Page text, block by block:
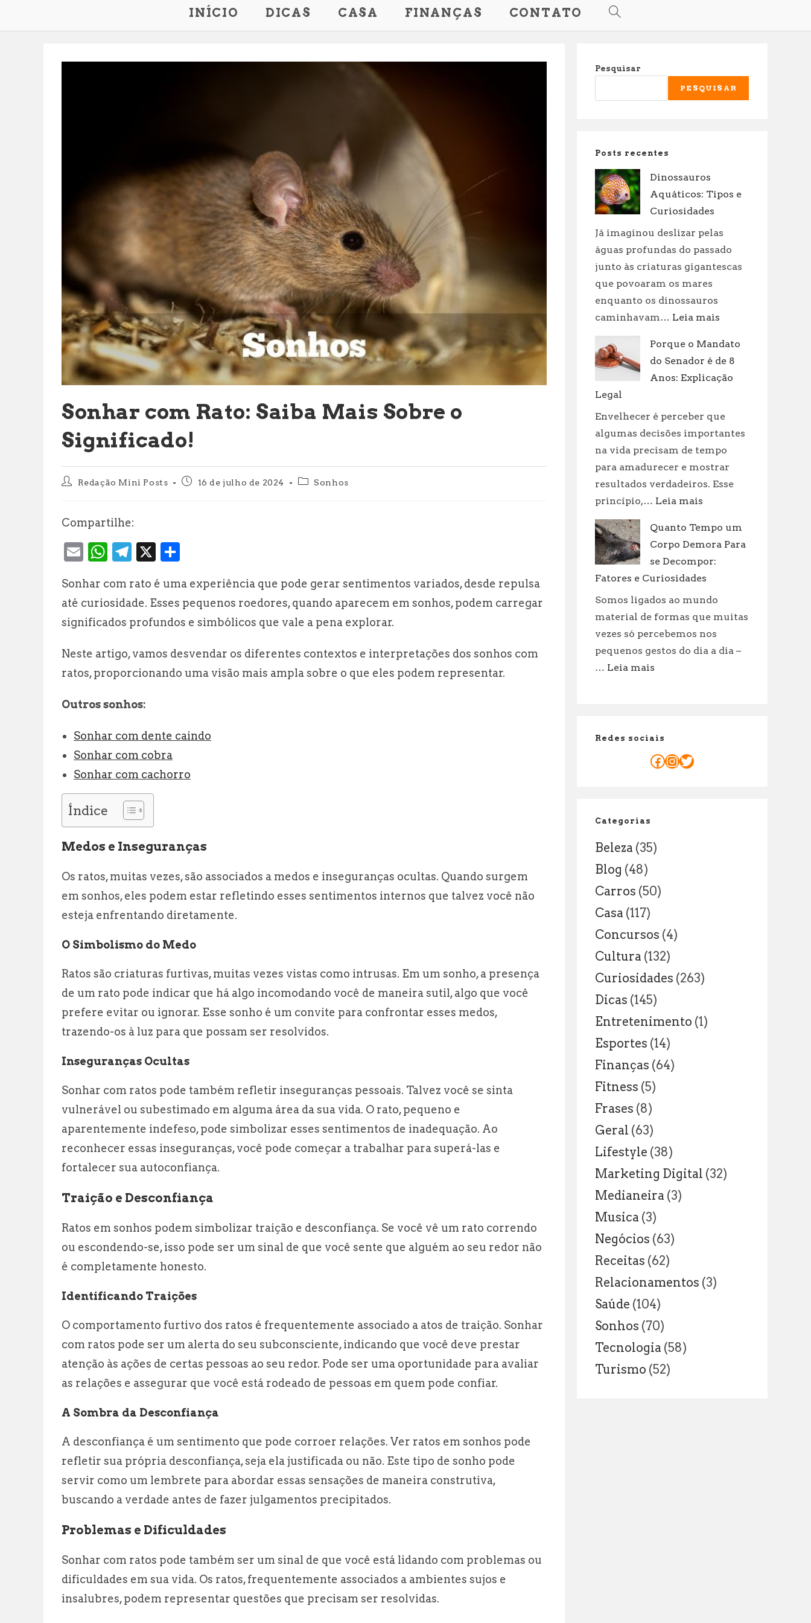
INÍCIO DICAS CASA FINANÇAS CONTATO ALTERNAR
Sonhar com Rato: Saiba Mais Sobre o
Significado!
AutorRedação Mini Posts
Post16 de julho de 2024
Categoria
Sonhos
Compartilhe:
E
ai
l
W
at
s
A
p
p
T
e
g
r
a
m
X
a
r
e
Sonhar com rato é uma experiência que pode gerar sentimentos variados, desde repulsa
até curiosidade. Esses pequenos roedores, quando aparecem em sonhos, podem carregar
significados profundos e simbólicos que vale a pena explorar.
Neste artigo, vamos desvendar os diferentes contextos e interpretações dos sonhos com
ratos, proporcionando uma visão mais ampla sobre o que eles podem representar.
Outros sonhos:
Sonhar com dente caindo
Sonhar com cobra
Sonhar com cachorro
Índice
Medos e Inseguranças
Os ratos, muitas vezes, são associados a medos e inseguranças ocultas. Quando surgem
em sonhos, eles podem estar refletindo esses sentimentos internos que talvez você não
esteja enfrentando diretamente.
O Simbolismo do Medo
Ratos são criaturas furtivas, muitas vezes vistas como intrusas. Em um sonho, a presença
de um rato pode indicar que há algo incomodando você de maneira sutil, algo que você
prefere evitar ou ignorar. Esse sonho é um convite para confrontar esses medos,
trazendo-os à luz para que possam ser resolvidos.
Inseguranças Ocultas
Sonhar com ratos pode também refletir inseguranças pessoais. Talvez você se sinta
vulnerável ou subestimado em alguma área da sua vida. O rato, pequeno e
aparentemente indefeso, pode simbolizar esses sentimentos de inadequação. Ao
reconhecer essas inseguranças, você pode começar a trabalhar para superá-las e
fortalecer sua autoconfiança.
Traição e Desconfiança
Ratos em sonhos podem simbolizar traição e desconfiança. Se você vê um rato correndo
ou escondendo-se, isso pode ser um sinal de que você sente que alguém ao seu redor não
é completamente honesto.
Identificando Traições
O comportamento furtivo dos ratos é frequentemente associado a atos de traição. Sonhar
com ratos pode ser um alerta do seu subconsciente, indicando que você deve prestar
atenção às ações de certas pessoas ao seu redor. Pode ser uma oportunidade para avaliar
as relações e assegurar que você está rodeado de pessoas em quem pode confiar.
A Sombra da Desconfiança
A desconfiança é um sentimento que pode corroer relações. Ver ratos em sonhos pode
refletir sua própria desconfiança, seja ela justificada ou não. Este tipo de sonho pode
servir como um lembrete para abordar essas sensações de maneira construtiva,
buscando a verdade antes de fazer julgamentos precipitados.
Problemas e Dificuldades
Sonhar com ratos pode também ser um sinal de que você está lidando com problemas ou
dificuldades em sua vida. Os ratos, frequentemente associados a ambientes sujos e
insalubres, podem representar questões que precisam ser resolvidas.
Pesquisar
PESQUISAR
Posts recentes
Dinossauros
Aquáticos: Tipos e
Curiosidades
Já imaginou deslizar pelas
águas profundas do passado
junto às criaturas gigantescas
que povoaram os mares
enquanto os dinossauros
caminhavam… Leia mais
Aquáticos:
Tipos
e
Porque o Mandato
do Senador é de 8
Anos: Explicação
Legal
Envelhecer é perceber que
algumas decisões importantes
na vida precisam de tempo
para amadurecer e mostrar
resultados verdadeiros. Esse
princípio,… Leia mais
o
Mandato
do
Senador
de
8
Anos:
Explicação
Quanto Tempo um
Corpo Demora Para
se Decompor:
Fatores e Curiosidades
Somos ligados ao mundo
material de formas que muitas
vezes só percebemos nos
pequenos gestos do dia a dia –
… Leia mais
Demora
Para
se
Redes sociais
Facebook
Instagram
Twitter
Categorias
Beleza (35)
Blog (48)
Carros (50)
Casa (117)
Concursos (4)
Cultura (132)
Curiosidades (263)
Dicas (145)
Entretenimento (1)
Esportes (14)
Finanças (64)
Fitness (5)
Frases (8)
Geral (63)
Lifestyle (38)
Marketing Digital (32)
Medianeira (3)
Musica (3)
Negócios (63)
Receitas (62)
Relacionamentos (3)
Saúde (104)
Sonhos (70)
Tecnologia (58)
Turismo (52)